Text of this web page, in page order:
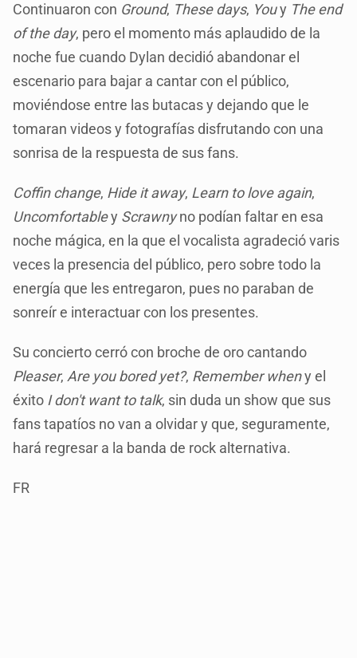
Continuaron con Ground, These days, Youy The end
of the day, pero el momento más aplaudido de la
noche fue cuando Dylan decidió abandonar el
escenario para bajar a cantar con el público,
moviéndose entre las butacas y dejando que le
tomaran videos y fotografías disfrutando con una
sonrisa de la respuesta de sus fans.
Coffin change, Hide it away, Learn to love again,
Uncomfortabley Scrawnyno podían faltar en esa
noche mágica, en la que el vocalista agradeció varis
veces la presencia del público, pero sobre todo la
energía que les entregaron, pues no paraban de
sonreír e interactuar con los presentes.
Su concierto cerró con broche de oro cantando
Pleaser,Are you bored yet?, Remember wheny el
éxito I don't want to talk, sin duda un show que sus
fans tapatíos no van a olvidar y que, seguramente,
hará regresar a la banda de rock alternativa.
FR